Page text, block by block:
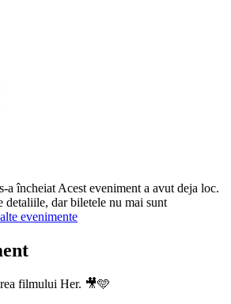
a încheiat Acest eveniment a avut deja loc.
detaliile, dar biletele nu mai sunt
evenimente
filmului Her. 🎥🩵